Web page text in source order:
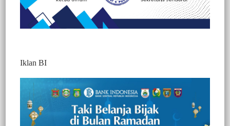
Gubernur Sulsel Apresiasi Percepatan Pembangunan
Berita Minggu, 26 Juli 2026
Berita Video : Harga TBS Anjlok, Antrian
Kendaraan Mengular Panjang di Pabrik Sawit,
Iklan BI